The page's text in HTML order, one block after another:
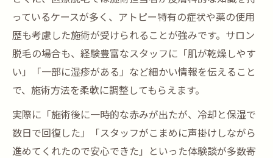
っているケースが多く、アトピー特有の症状や薬の使用
歴も考慮した施術が受けられることが強みです。サロン
脱毛の場合も、経験豊富なスタッフに「肌が乾燥しやす
い」「一部に湿疹がある」など細かい情報を伝えること
で、施術方法を柔軟に調整してもらえます。
実際に「施術後に一時的な赤みが出たが、冷却と保湿で
数日で回復した」「スタッフがこまめに声掛けしながら
進めてくれたので安心できた」といった体験談が多数寄